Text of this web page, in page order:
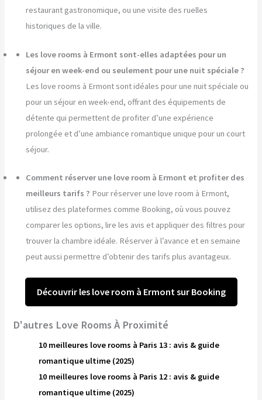
restaurant gastronomique, ou une visite des ruelles
historiques de la ville.
Les love rooms à Ermont sont-elles adaptées pour un
séjour en week-end ou seulement pour une nuit spéciale ?
Les love rooms à Ermont sont idéales pour une nuit spéciale ou
pour un séjour en week-end, offrant des équipements de
détente qui permettent de profiter d’une expérience
prolongée et d’une ambiance romantique unique pour un court
séjour.
Comment réserver une love room à Ermont et profiter des
meilleurs tarifs ? Pour réserver une love room à Ermont,
utilisez des plateformes comme Booking, où vous pouvez
comparer les options, lire les avis et appliquer des filtres pour
trouver la chambre idéale. Réserver à l’avance et en semaine
peut aussi permettre d’obtenir des tarifs plus avantageux.
Découvrir les love room à Ermont sur Booking
D'autres Love Rooms À Proximité
10 meilleures love rooms à Paris 13 : avis & guide
romantique ultime (2025)
10 meilleures love rooms à Paris 12 : avis & guide
romantique ultime (2025)